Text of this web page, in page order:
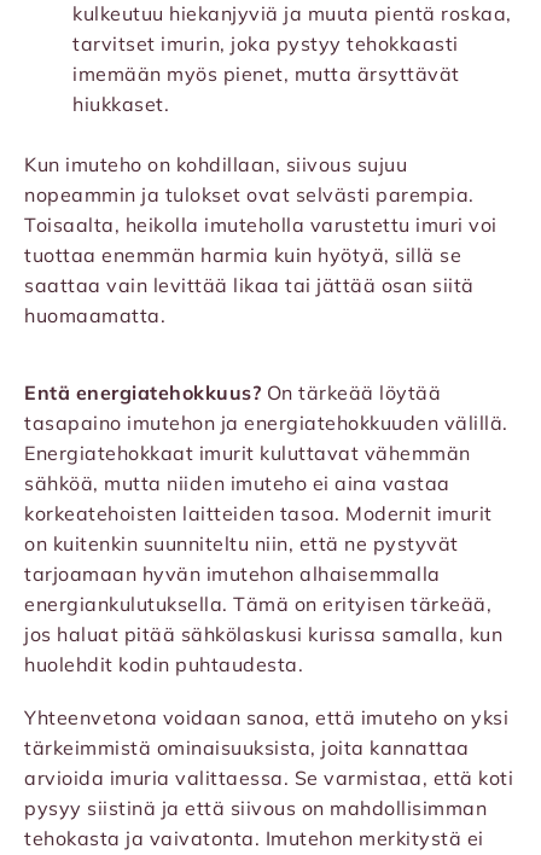
kulkeutuu hiekanjyviä ja muuta pientä roskaa,
tarvitset imurin, joka pystyy tehokkaasti
imemään myös pienet, mutta ärsyttävät
hiukkaset.
Kun imuteho on kohdillaan, siivous sujuu
nopeammin ja tulokset ovat selvästi parempia.
Toisaalta, heikolla imuteholla varustettu imuri voi
tuottaa enemmän harmia kuin hyötyä, sillä se
saattaa vain levittää likaa tai jättää osan siitä
huomaamatta.
Entä energiatehokkuus? On tärkeää löytää
tasapaino imutehon ja energiatehokkuuden välillä.
Energiatehokkaat imurit kuluttavat vähemmän
sähköä, mutta niiden imuteho ei aina vastaa
korkeatehoisten laitteiden tasoa. Modernit imurit
on kuitenkin suunniteltu niin, että ne pystyvät
tarjoamaan hyvän imutehon alhaisemmalla
energiankulutuksella. Tämä on erityisen tärkeää,
jos haluat pitää sähkölaskusi kurissa samalla, kun
huolehdit kodin puhtaudesta.
Yhteenvetona voidaan sanoa, että imuteho on yksi
tärkeimmistä ominaisuuksista, joita kannattaa
arvioida imuria valittaessa. Se varmistaa, että koti
pysyy siistinä ja että siivous on mahdollisimman
tehokasta ja vaivatonta. Imutehon merkitystä ei